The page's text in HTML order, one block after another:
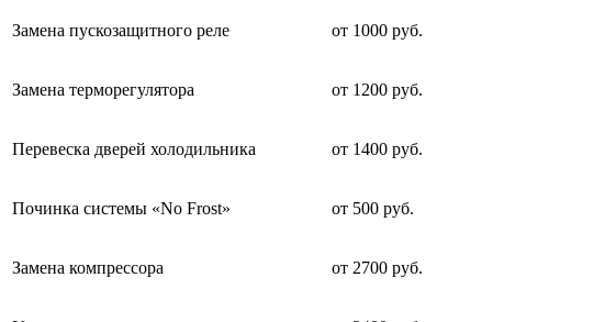
Замена пускозащитного реле от 1000 руб.
Замена терморегулятора от 1200 руб.
Перевеска дверей холодильника от 1400 руб.
Починка системы «No Frost» от 500 руб.
Замена компрессора от 2700 руб.